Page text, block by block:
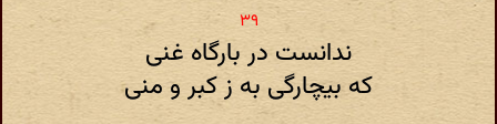
ندانست در بارگاه غنی
که بیچارگی به ز کبر و منی